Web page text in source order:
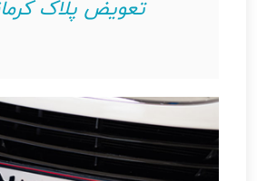
تعویض پلاک